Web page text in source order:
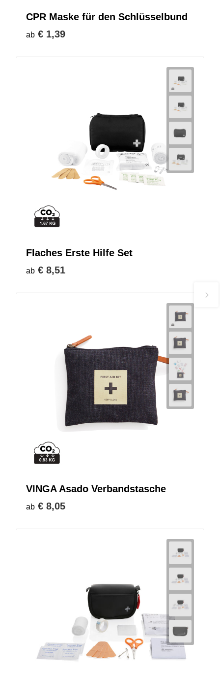
CPR Maske für den Schlüsselbund
ab € 1,39
Flaches Erste Hilfe Set
ab € 8,51
VINGA Asado Verbandstasche
ab € 8,05